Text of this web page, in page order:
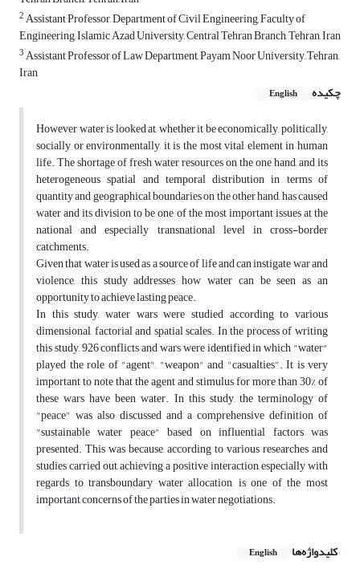
2Assistant Professor, Department of Civil Engineering, Faculty of
Engineering, Islamic Azad University, Central Tehran Branch, Tehran, Iran
3Assistant Professor of Law Department, Payam Noor University, Tehran,
Iran
چکیده
English
However water is looked at, whether it be economically, politically,
socially or environmentally, it is the most vital element in human
life. The shortage of fresh water resources on the one hand, and its
heterogeneous spatial and temporal distribution in terms of
quantity and geographical boundaries on the other hand, has caused
water and its division to be one of the most important issues at the
national and especially transnational level in cross-border
catchments.
Given that water is used as a source of life and can instigate war and
violence, this study addresses how water can be seen as an
opportunity to achieve lasting peace.
In this study, water wars were studied according to various
dimensional, factorial and spatial scales. In the process of writing
this study, 926 conflicts and wars were identified in which "water"
played the role of "agent", "weapon" and "casualties". It is very
important to note that the agent and stimulus for more than 30% of
these wars have been water. In this study, the terminology of
"peace" was also discussed and a comprehensive definition of
"sustainable water peace" based on influential factors was
presented. This was because, according to various researches and
studies carried out, achieving a positive interaction, especially with
regards to transboundary water allocation, is one of the most
important concerns of the parties in water negotiations.
کلیدواژه‌ها English